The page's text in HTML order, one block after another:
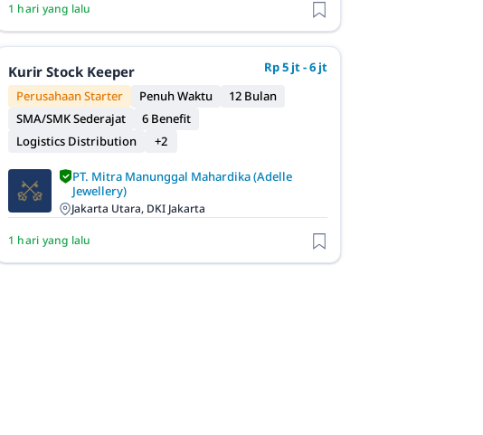
1 hari yang lalu
Kurir Stock Keeper
Rp 5 jt - 6 jt
Perusahaan Starter
Penuh Waktu
12 Bulan
SMA/SMK Sederajat
6 Benefit
Logistics Distribution
+2
PT. Mitra Manunggal Mahardika (Adelle
Jewellery)
Jakarta Utara, DKI Jakarta
1 hari yang lalu